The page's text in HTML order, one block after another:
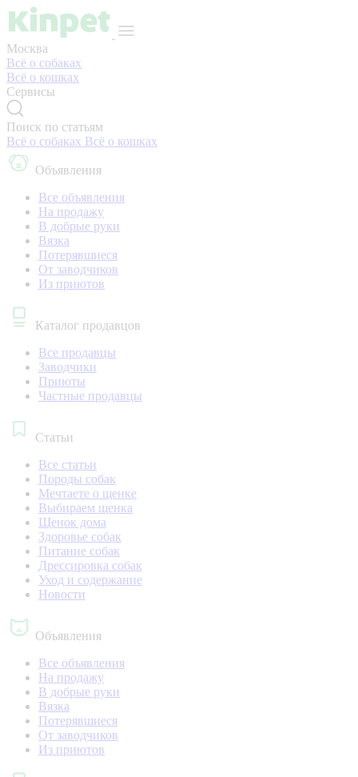
Москва
Всё о собаках
Всё о кошках
Сервисы
Поиск по статьям
Всё о собаках Всё о кошках
Объявления
Все объявления
На продажу
В добрые руки
Вязка
Потерявшиеся
От заводчиков
Из приютов
Каталог продавцов
Все продавцы
Заводчики
Приюты
Частные продавцы
Статьи
Все статьи
Породы собак
Мечтаете о щенке
Выбираем щенка
Щенок дома
Здоровье собак
Питание собак
Дрессировка собак
Уход и содержание
Новости
Объявления
Все объявления
На продажу
В добрые руки
Вязка
Потерявшиеся
От заводчиков
Из приютов